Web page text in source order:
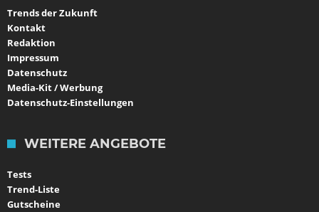
Trends der Zukunft
Kontakt
Redaktion
Impressum
Datenschutz
Media-Kit / Werbung
Datenschutz-Einstellungen
WEITERE ANGEBOTE
Tests
Trend-Liste
Gutscheine